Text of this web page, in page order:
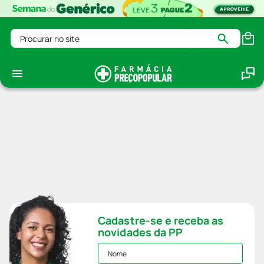
Procurar no site
Cadastre-se e receba as
novidades da PP